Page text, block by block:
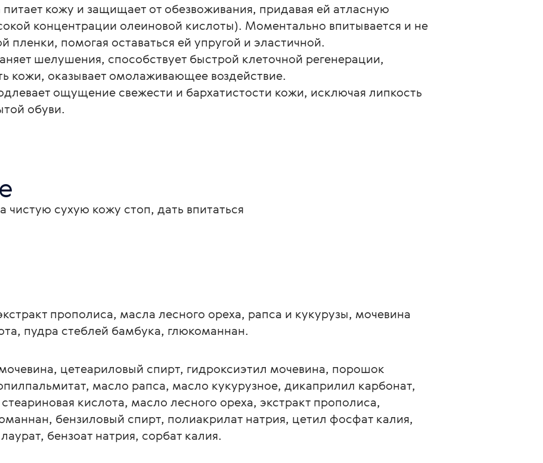
питает кожу и защищает от обезвоживания, придавая ей атласную
концентрации олеиновой кислоты). Моментально впитывается и не
пленки, помогая оставаться ей упругой и эластичной.
шелушения, способствует быстрой клеточной регенерации,
кожи, оказывает омолаживающее воздействие.
ощущение свежести и бархатистости кожи, исключая липкость
обуви.
сухую кожу стоп, дать впитаться
прополиса, масла лесного ореха, рапса и кукурузы, мочевина
пудра стеблей бамбука, глюкоманнан.
цетеариловый спирт, гидроксиэтил мочевина, порошок
масло рапса, масло кукурузное, дикаприлил карбонат,
кислота, масло лесного ореха, экстракт прополиса,
бензиловый спирт, полиакрилат натрия, цетил фосфат калия,
бензоат натрия, сорбат калия.